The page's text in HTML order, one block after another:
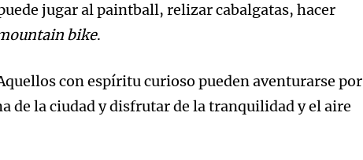
jugar al paintball, relizar cabalgatas, hacer
bike.
con espíritu curioso pueden aventurarse por
de la ciudad y disfrutar de la tranquilidad y el aire